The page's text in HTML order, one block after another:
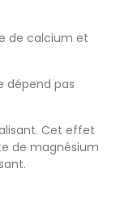
de calcium et
dépend pas
Cet effet
de magnésium